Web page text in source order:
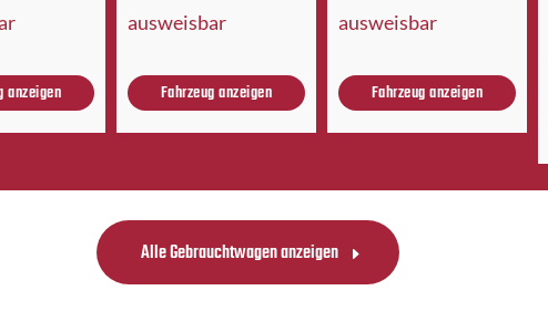
anzeigen
ausweisbar
Fahrzeug anzeigen
ausweisbar
Fahrzeug anzeigen
Alle Gebrauchtwagen anzeigen